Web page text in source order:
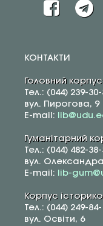
КОНТАКТИ
Головний
Тел.: (044) 239-30-
вул. Пирогова, 9
E-mail:
Гуманітарний
Тел.: (044) 482-38-
вул.
E-mail:
lib-
Корпус
Тел.: (044) 249-84-
вул. Освіти, 6